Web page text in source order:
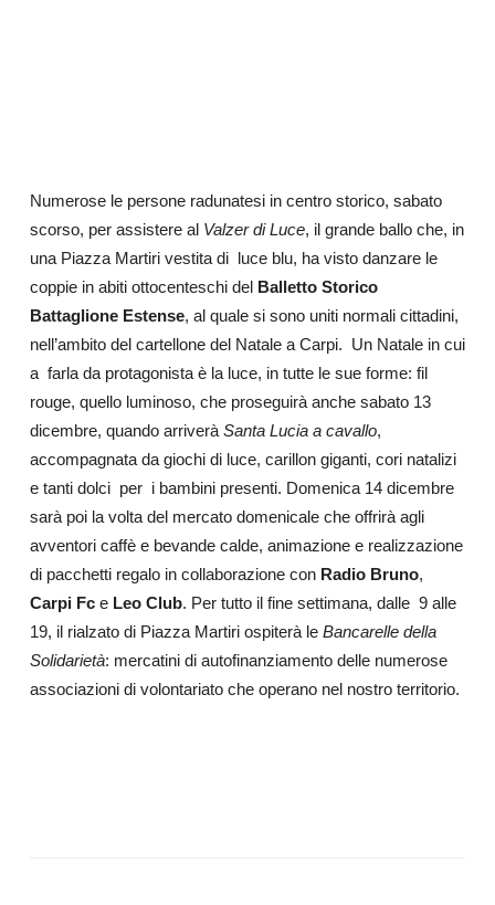
Numerose le persone radunatesi in centro storico, sabato
scorso, per assistere al Valzer di Luce, il grande ballo che, in
una Piazza Martiri vestita di luce blu, ha visto danzare le
coppie in abiti ottocenteschi del Balletto Storico
Battaglione Estense, al quale si sono uniti normali cittadini,
nell’ambito del cartellone del Natale a Carpi. Un Natale in cui
a farla da protagonista è la luce, in tutte le sue forme: fil
rouge, quello luminoso, che proseguirà anche sabato 13
dicembre, quando arriverà Santa Lucia a cavallo,
accompagnata da giochi di luce, carillon giganti, cori natalizi
e tanti dolci per i bambini presenti. Domenica 14 dicembre
sarà poi la volta del mercato domenicale che offrirà agli
avventori caffè e bevande calde, animazione e realizzazione
di pacchetti regalo in collaborazione con Radio Bruno,
Carpi Fce Leo Club. Per tutto il fine settimana, dalle 9 alle
19, il rialzato di Piazza Martiri ospiterà le Bancarelle della
Solidarietà: mercatini di autofinanziamento delle numerose
associazioni di volontariato che operano nel nostro territorio.